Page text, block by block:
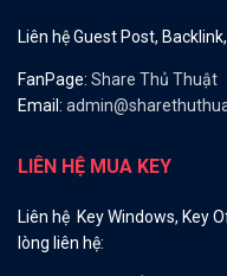
Liên hệ Guest Post,
FanPage: Share Thủ Thuật
Email:
LIÊN HỆ MUA KEY
Liên hệ Key Windows, Key
lòng liên hệ: